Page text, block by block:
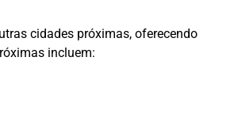
cidades próximas, oferecendo
incluem: